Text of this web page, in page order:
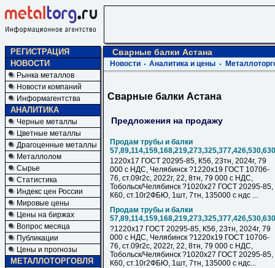
РЕГИСТРАЦИЯ
НОВОСТИ
Рынка металлов
Новости компаний
Информагентства
АНАЛИТИКА
Черные металлы
Цветные металлы
Драгоценные металлы
Металлолом
Сырье
Статистика
Индекс цен России
Мировые цены
Цены на биржах
Вопрос месяца
Публикации
Цены и прогнозы
МЕТАЛЛОТОРГОВЛЯ
Сварные балки Астана
Новости Аналитика и цены
Сварные балки Астана
Предложения на продажу
Продам трубы и балки
1220х17 ГОСТ 20295-85, К56, 23тн, 2024г, 79
000 с НДC, Челябинск ?1220х19 ГОСТ 10706-
76, ст.09г2с, 2022г, 22, 8тн, 79 000 с НДC,
Тобольск/Челябинск ?1020х27 ГОСТ 20295-85,
К60, ст.10г2ФБЮ, 1шт, 7тн, 135000 с ндс ...
Продам трубы и балки
?1220х17 ГОСТ 20295-85, К56, 23тн, 2024г, 79
000 с НДC, Челябинск ?1220х19 ГОСТ 10706-
76, ст.09г2с, 2022г, 22, 8тн, 79 000 с НДC,
Тобольск/Челябинск ?1020х27 ГОСТ 20295-85,
К60, ст.10г2ФБЮ, 1шт, 7тн, 135000 с ндс...